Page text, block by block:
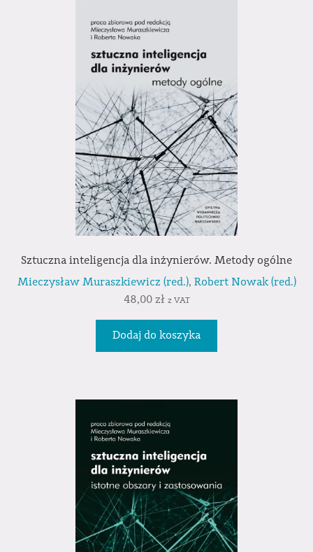
Sztuczna inteligencja dla inżynierów. Metody ogólne
Mieczysław Muraszkiewicz (red.), Robert Nowak (red.)
48,00 zł z VAT
Dodaj do koszyka